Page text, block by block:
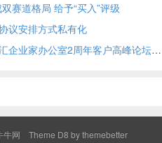
赛道格局 给予“买入”评级
议安排方式私有化
智见远方 汇启新程 广发证券-智汇企业家办公室2周年客户高峰论坛在穗举办
牛网 Theme D8 by themebetter